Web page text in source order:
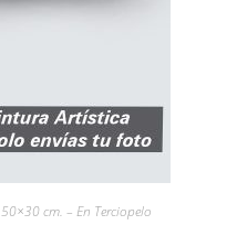
cm. – En Terciopelo